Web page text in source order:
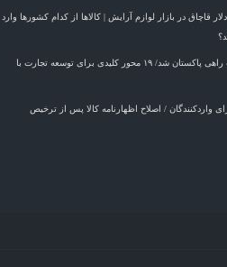
دلار قاچاق در بازار لوازم آرایش | کالاها از کدام کشورها وارد
وزیر صمت راهی پاکستان شد/ ۱۹ محور کلیدی برای توسعه تجارت با
واردکنندگان / اصلاح اظهارنامه کالا پس از ترخیص